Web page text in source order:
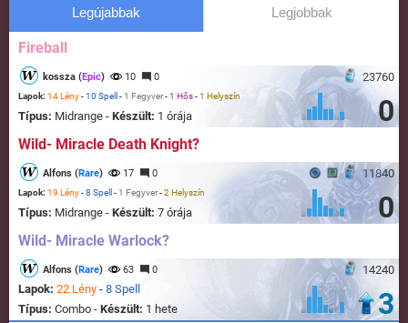
Legújabbak Legjobbak
Fireball
23760
kossza (Epic) 10 0
Lapok: 14 Lény-10 Spell - 1 Fegyver-1 Hős-1 Helyszín
Típus: Midrange - Készült: 1 órája 0
Wild- Miracle Death Knight?
11840
Alfons (Rare) 17 0
Lapok: 19 Lény-8 Spell - 1 Fegyver-2 Helyszín
Típus: Midrange - Készült: 7 órája 0
Wild- Miracle Warlock?
14240
Alfons (Rare) 63 0
Lapok: 22 Lény - 8 Spell
Típus: Combo - Készült: 1 hete 3